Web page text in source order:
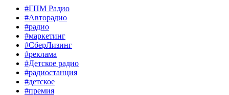
#ГПМ Радио
#Авторадио
#радио
#маркетинг
#СберЛизинг
#реклама
#Детское радио
#радиостанция
#детское
#премия